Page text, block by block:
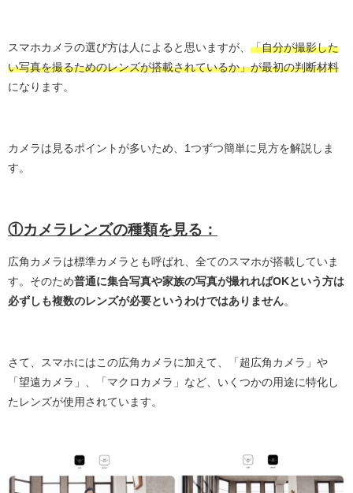
スマホカメラの選び方は人によると思いますが、 「自分が撮影した
い写真を撮るためのレンズが搭載されているか」が最初の判断材料
になります。
カメラは見るポイントが多いため、1つずつ簡単に見方を解説しま
す。
①カメラレンズの種類を見る：
広角カメラは標準カメラとも呼ばれ、全てのスマホが搭載していま
す。そのため普通に集合写真や家族の写真が撮れればOKという方は
必ずしも複数のレンズが必要というわけではありません
さて、スマホにはこの広角カメラに加えて、「超広角カメラ」や
「望遠カメラ」、「マクロカメラ」など、いくつかの用途に特化し
たレンズが使用されています。